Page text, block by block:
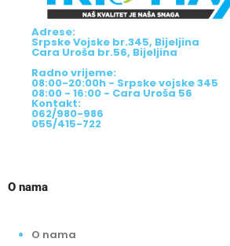
Adrese:
Srpske Vojske br.345, Bijeljina
Cara Uroša br.56, Bijeljina
Radno vrijeme:
08:00-20:00h - Srpske vojske 345
08:00 - 16:00 - Cara Uroša 56
Kontakt:
062/980-986
055/415-722
O nama
O nama